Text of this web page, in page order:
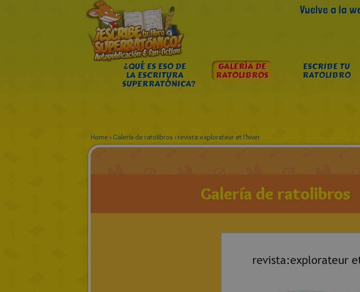
Vuelve a la
¿QUÉ ES ESO DE
LA ESCRITURA
SUPERRATÓNICA?
GALERÍA DE
RATOLIBROS
ESCRIBE TU
RATOLIBRO
Home › Galería de ratolibros › revista:explorateur et l´hiver
Galería de ratolibros